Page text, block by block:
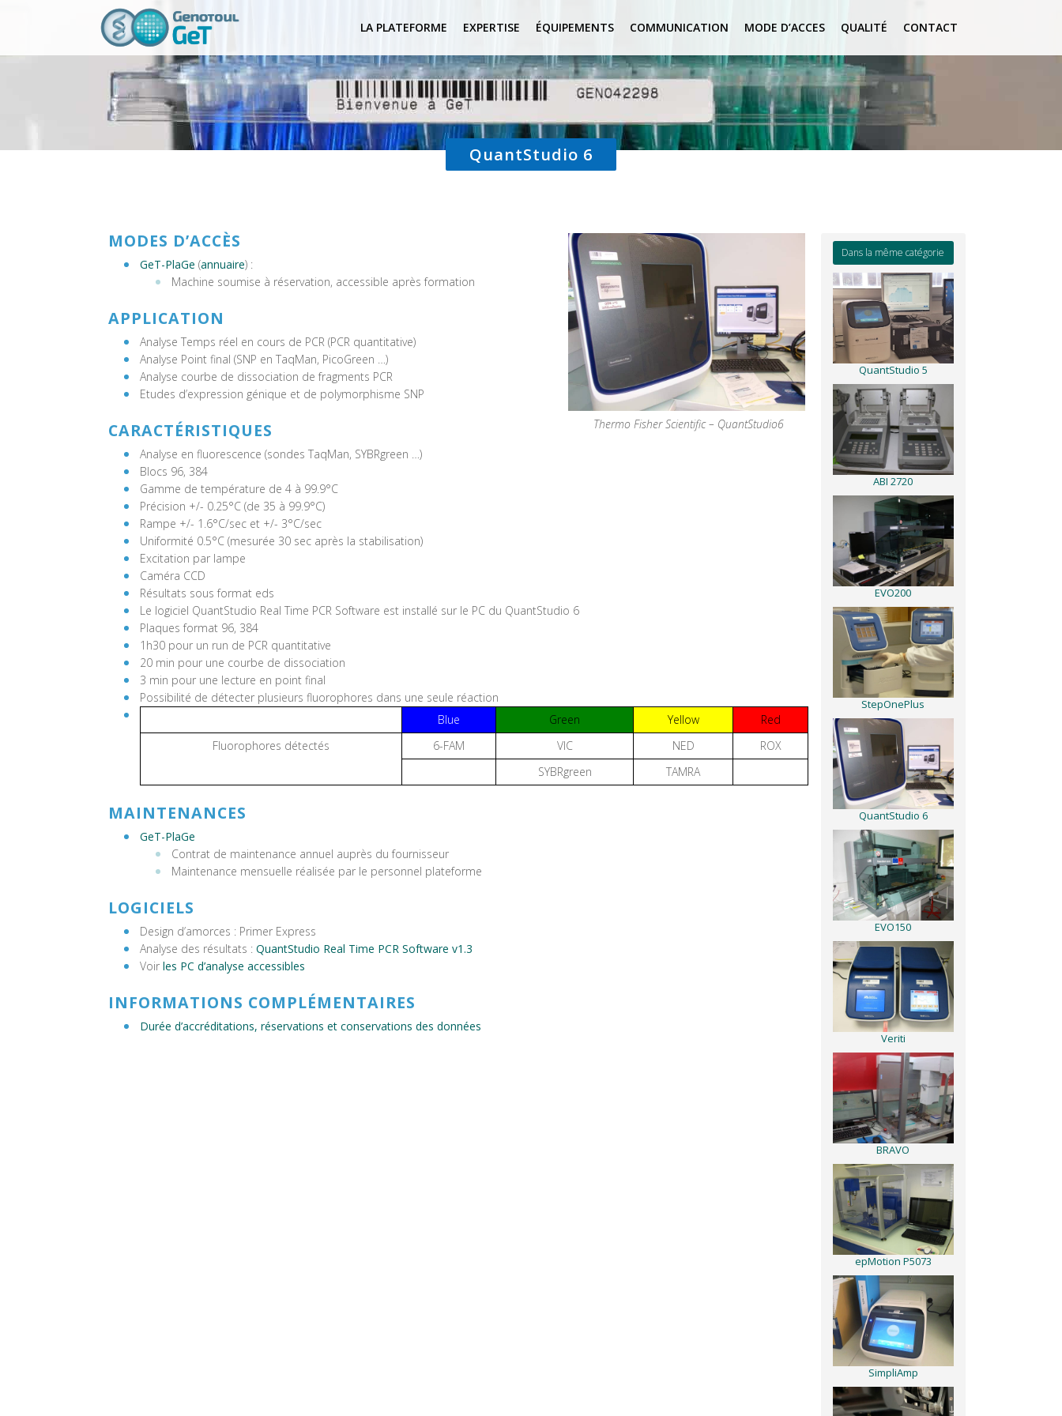
LA PLATEFORME EXPERTISE ÉQUIPEMENTS COMMUNICATION MODE D’ACCES QUALITÉ CONTACT
QuantStudio 6
Thermo Fisher Scientific – QuantStudio6
MODES D’ACCÈS
GeT-PlaGe (annuaire) :
Machine soumise à réservation, accessible après formation
APPLICATION
Analyse Temps réel en cours de PCR (PCR quantitative)
Analyse Point final (SNP en TaqMan, PicoGreen …)
Analyse courbe de dissociation de fragments PCR
Etudes d’expression génique et de polymorphisme SNP
CARACTÉRISTIQUES
Analyse en fluorescence (sondes TaqMan, SYBRgreen …)
Blocs 96, 384
Gamme de température de 4 à 99.9°C
Précision +/- 0.25°C (de 35 à 99.9°C)
Rampe +/- 1.6°C/sec et +/- 3°C/sec
Uniformité 0.5°C (mesurée 30 sec après la stabilisation)
Excitation par lampe
Caméra CCD
Résultats sous format eds
Le logiciel QuantStudio Real Time PCR Software est installé sur le PC du QuantStudio 6
Plaques format 96, 384
1h30 pour un run de PCR quantitative
20 min pour une courbe de dissociation
3 min pour une lecture en point final
Possibilité de détecter plusieurs fluorophores dans une seule réaction
Blue
Green Yellow
Red
Fluorophores détectés
6-FAM VIC NED
ROX
SYBRgreen
TAMRA
MAINTENANCES
GeT-PlaGe
Contrat de maintenance annuel auprès du fournisseur
Maintenance mensuelle réalisée par le personnel plateforme
LOGICIELS
Design d’amorces : Primer Express
Analyse des résultats : QuantStudio Real Time PCR Software v1.3
Voir les PC d’analyse accessibles
INFORMATIONS COMPLÉMENTAIRES
Durée d’accréditations, réservations et conservations des données
Dans la même catégorie
QuantStudio 5
ABI 2720
EVO200
StepOnePlus
QuantStudio 6
EVO150
Veriti
BRAVO
epMotion P5073
SimpliAmp